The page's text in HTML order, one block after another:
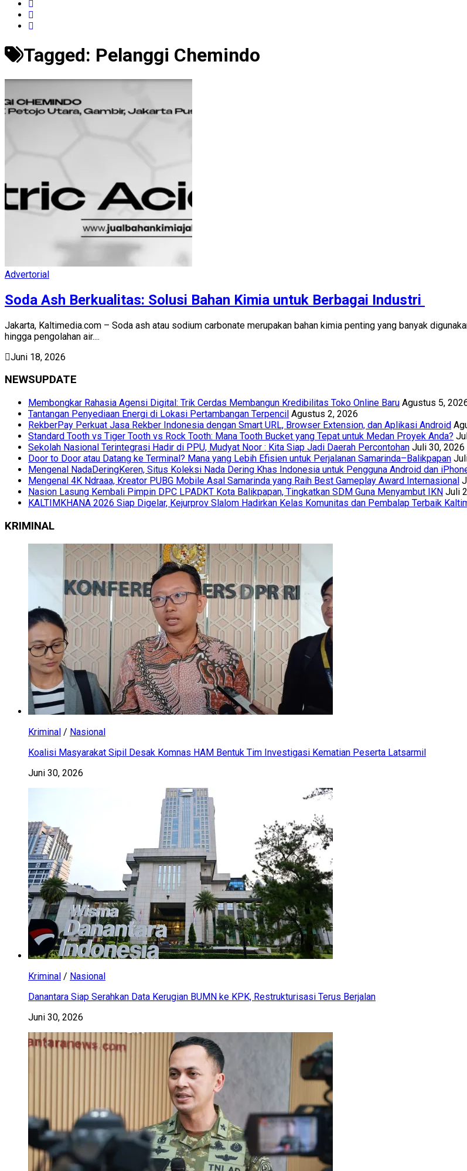
Tagged: Pelanggi Chemindo
Advertorial
Soda Ash Berkualitas: Solusi Bahan Kimia untuk Berbagai Industri
Jakarta, Kaltimedia.com – Soda ash atau sodium carbonate merupakan bahan kimia penting yang banyak
hingga pengolahan air....
Juni 18, 2026
NEWSUPDATE
Membongkar Rahasia Agensi Digital: Trik Cerdas Membangun Kredibilitas Toko Online Baru Agustus 5,
Tantangan Penyediaan Energi di Lokasi Pertambangan Terpencil Agustus 2, 2026
RekberPay Perkuat Jasa Rekber Indonesia dengan Smart URL, Browser Extension, dan Aplikasi Android
Standard Tooth vs Tiger Tooth vs Rock Tooth: Mana Tooth Bucket yang Tepat untuk Medan Proyek Anda?
Sekolah Nasional Terintegrasi Hadir di PPU, Mudyat Noor : Kita Siap Jadi Daerah Percontohan Juli 30, 2026
Door to Door atau Datang ke Terminal? Mana yang Lebih Efisien untuk Perjalanan Samarinda–Balikpapan
Mengenal NadaDeringKeren, Situs Koleksi Nada Dering Khas Indonesia untuk Pengguna Android dan
Mengenal 4K Ndraaa, Kreator PUBG Mobile Asal Samarinda yang Raih Best Gameplay Award Internasional
Nasion Lasung Kembali Pimpin DPC LPADKT Kota Balikpapan, Tingkatkan SDM Guna Menyambut IKN Juli
KALTIMKHANA 2026 Siap Digelar, Kejurprov Slalom Hadirkan Kelas Komunitas dan Pembalap Terbaik
KRIMINAL
Kriminal / Nasional
Koalisi Masyarakat Sipil Desak Komnas HAM Bentuk Tim Investigasi Kematian Peserta Latsarmil
Juni 30, 2026
Kriminal / Nasional
Danantara Siap Serahkan Data Kerugian BUMN ke KPK, Restrukturisasi Terus Berjalan
Juni 30, 2026